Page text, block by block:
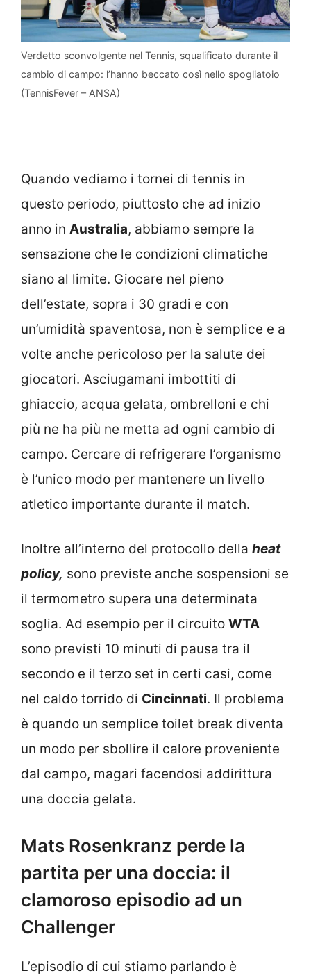
Verdetto sconvolgente nel Tennis, squalificato durante il
cambio di campo: l’hanno beccato così nello spogliatoio
(TennisFever – ANSA)
Quando vediamo i tornei di tennis in
questo periodo, piuttosto che ad inizio
anno in Australia, abbiamo sempre la
sensazione che le condizioni climatiche
siano al limite. Giocare nel pieno
dell’estate, sopra i 30 gradi e con
un’umidità spaventosa, non è semplice e a
volte anche pericoloso per la salute dei
giocatori. Asciugamani imbottiti di
ghiaccio, acqua gelata, ombrelloni e chi
più ne ha più ne metta ad ogni cambio di
campo. Cercare di refrigerare l’organismo
è l’unico modo per mantenere un livello
atletico importante durante il match.
Inoltre all’interno del protocollo della heat
policy, sono previste anche sospensioni se
il termometro supera una determinata
soglia. Ad esempio per il circuito WTA
sono previsti 10 minuti di pausa tra il
secondo e il terzo set in certi casi, come
nel caldo torrido di Cincinnati. Il problema
è quando un semplice toilet break diventa
un modo per sbollire il calore proveniente
dal campo, magari facendosi addirittura
una doccia gelata.
Mats Rosenkranz perde la
partita per una doccia: il
clamoroso episodio ad un
Challenger
L’episodio di cui stiamo parlando è